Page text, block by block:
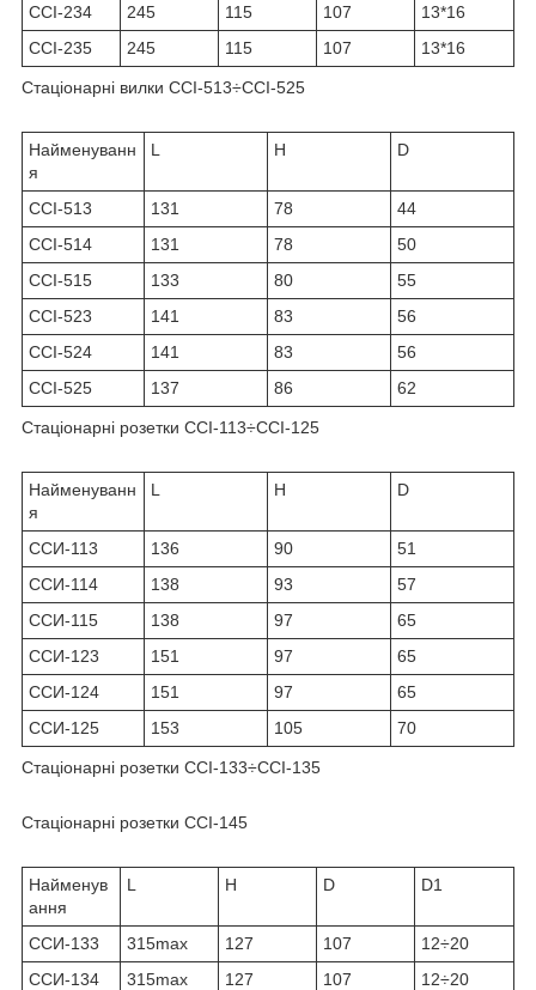
ССІ-234
245 115 107
13*16
ССІ-235
245 115 107 13*16
Стаціонарні вилки ССІ-513÷ССІ-525
Найменуванн
я
L H D
ССІ-513 131 78
44
ССІ-514
131 78
50
ССІ-515
133 80
55
ССІ-523
141 83
56
ССІ-524
141 83
56
ССІ-525
137 86 62
Стаціонарні розетки ССІ-113÷ССІ-125
Найменуванн
я
L H D
ССИ-113 136 90
51
ССИ-114
138 93
57
ССИ-115
138 97
65
ССИ-123
151 97
65
ССИ-124
151 97
65
ССИ-125
153 105 70
Стаціонарні розетки ССІ-133÷ССІ-135
Стаціонарні розетки ССІ-145
Найменув
ання
L H D D1
ССИ-133 315max 127 107
12÷20
ССИ-134
315max 127 107
12÷20